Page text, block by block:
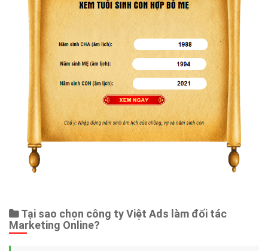
Tại sao chọn công ty Việt Ads làm đối tác
Marketing Online?